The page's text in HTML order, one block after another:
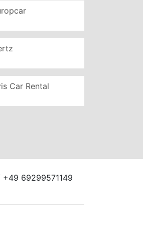
Car Rental
69299571149